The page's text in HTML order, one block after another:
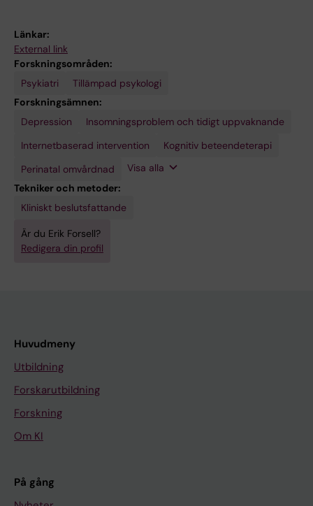
Länkar:
External link
Forskningsområden:
Psykiatri
Tillämpad psykologi
Forskningsämnen:
Depression
Insomningsproblem och tidigt uppvaknande
Internetbaserad intervention
Kognitiv beteendeterapi
Perinatal omvårdnad
Psykiatri
Ångeststörningar
Visa alla
Tekniker och metoder:
Kliniskt beslutsfattande
Är du Erik Forsell?
Redigera din profil
Huvudmeny
Utbildning
Forskarutbildning
Forskning
Om KI
På gång